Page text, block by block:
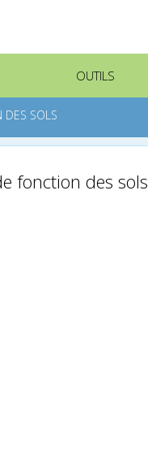
OUTILS
DES SOLS
fonction des sols